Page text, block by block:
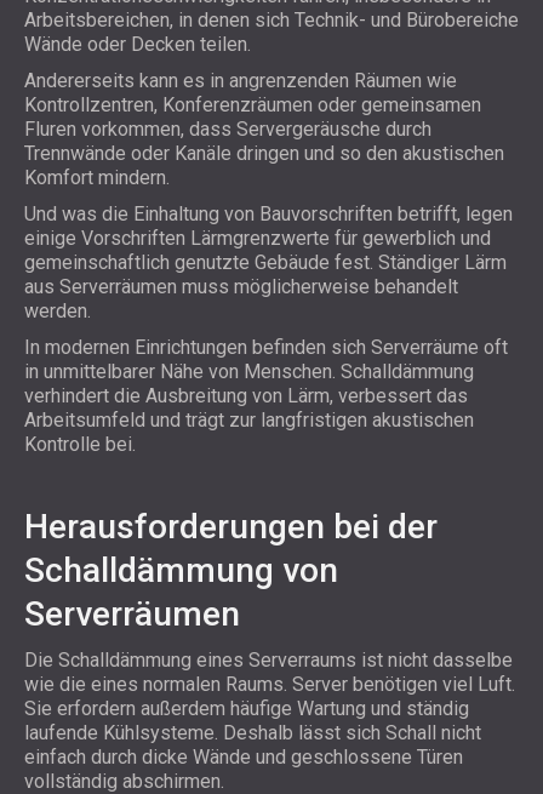
Arbeitsbereichen, in denen sich Technik- und Bürobereiche
Wände oder Decken teilen.
Andererseits kann es in angrenzenden Räumen wie
Kontrollzentren, Konferenzräumen oder gemeinsamen
Fluren vorkommen, dass Servergeräusche durch
Trennwände oder Kanäle dringen und so den akustischen
Komfort mindern.
Und was die Einhaltung von Bauvorschriften betrifft, legen
einige Vorschriften Lärmgrenzwerte für gewerblich und
gemeinschaftlich genutzte Gebäude fest. Ständiger Lärm
aus Serverräumen muss möglicherweise behandelt
werden.
In modernen Einrichtungen befinden sich Serverräume oft
in unmittelbarer Nähe von Menschen. Schalldämmung
verhindert die Ausbreitung von Lärm, verbessert das
Arbeitsumfeld und trägt zur langfristigen akustischen
Kontrolle bei.
Herausforderungen bei der
Schalldämmung von
Serverräumen
Die Schalldämmung eines Serverraums ist nicht dasselbe
wie die eines normalen Raums. Server benötigen viel Luft.
Sie erfordern außerdem häufige Wartung und ständig
laufende Kühlsysteme. Deshalb lässt sich Schall nicht
einfach durch dicke Wände und geschlossene Türen
vollständig abschirmen.